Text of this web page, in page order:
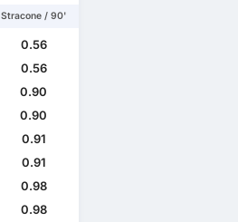
Stracone / 90'
0.56
0.56
0.90
0.90
0.91
0.91
0.98
0.98